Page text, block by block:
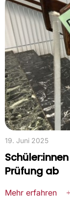
19. Juni 2025
Prüfung ab
Mehr erfahren